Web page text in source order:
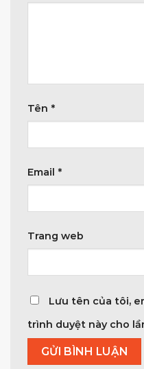
Tên *
Email *
Trang web
Lưu tên của tôi,
trình duyệt này cho